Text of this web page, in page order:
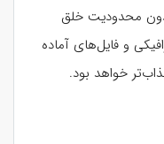
محدودیت خلق
و فایل‌های آماده
خواهد بود.